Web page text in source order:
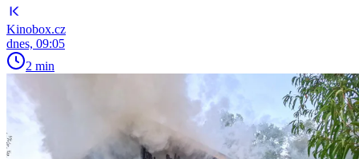
Kinobox.cz
dnes, 09:05
2 min